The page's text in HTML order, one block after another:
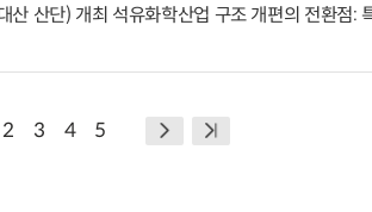
산단) 개최 석유화학산업 구조 개편의 전환점:
2 3 4 5